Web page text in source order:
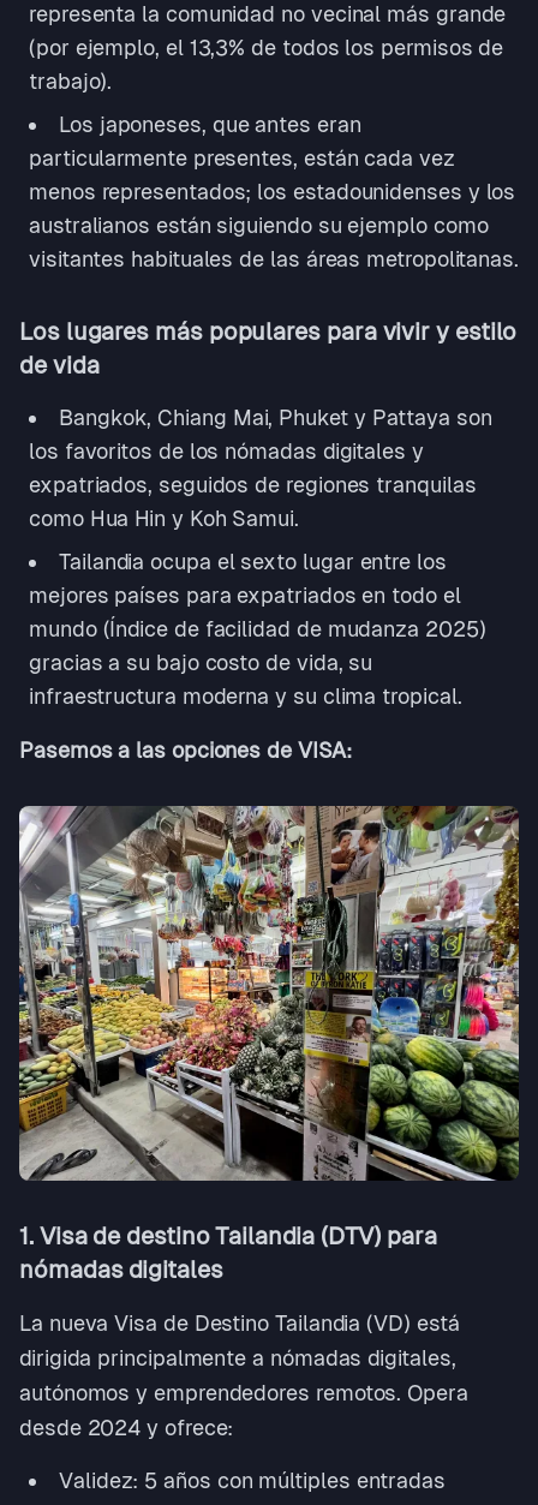
representa la comunidad no vecinal más grande
(por ejemplo, el 13,3% de todos los permisos de
trabajo).
Los japoneses, que antes eran
particularmente presentes, están cada vez
menos representados; los estadounidenses y los
australianos están siguiendo su ejemplo como
visitantes habituales de las áreas metropolitanas.
Los lugares más populares para vivir y estilo
de vida
Bangkok, Chiang Mai, Phuket y Pattaya son
los favoritos de los nómadas digitales y
expatriados, seguidos de regiones tranquilas
como Hua Hin y Koh Samui.
Tailandia ocupa el sexto lugar entre los
mejores países para expatriados en todo el
mundo (Índice de facilidad de mudanza 2025)
gracias a su bajo costo de vida, su
infraestructura moderna y su clima tropical.
Pasemos a las opciones de VISA:
1. Visa de destino Tailandia (DTV) para
nómadas digitales
La nueva Visa de Destino Tailandia (VD) está
dirigida principalmente a nómadas digitales,
autónomos y emprendedores remotos. Opera
desde 2024 y ofrece:
Validez: 5 años con múltiples entradas